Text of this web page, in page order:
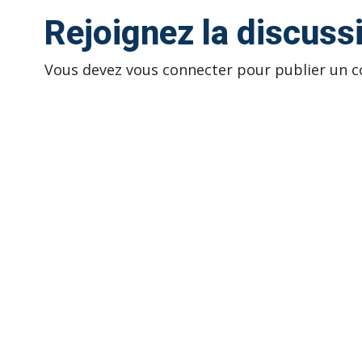
Rejoignez la
Vous devez vous connecter pour publier un